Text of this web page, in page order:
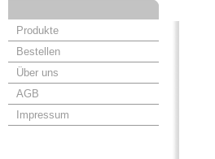
Produkte
Bestellen
Über uns
AGB
Impressum